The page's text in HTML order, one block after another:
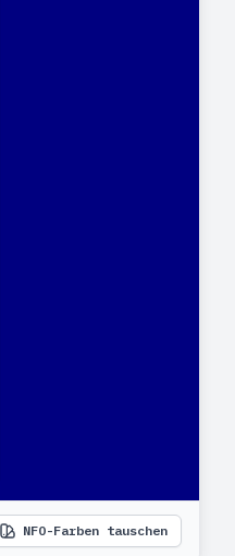
NFO-Farben tauschen